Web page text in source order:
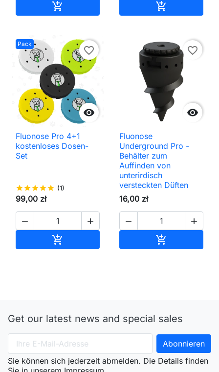
 
Pack

favorite_border
Fluonose Pro 4+1
kostenloses Dosen-
Set
starstarstarstarstar (1)
99,00 zł
 


favorite_border
Fluonose
Underground Pro -
Behälter zum
Auffinden von
unterirdisch
versteckten Düften
16,00 zł
 

Get our latest news and special sales
Sie können sich jederzeit abmelden. Die Details finden